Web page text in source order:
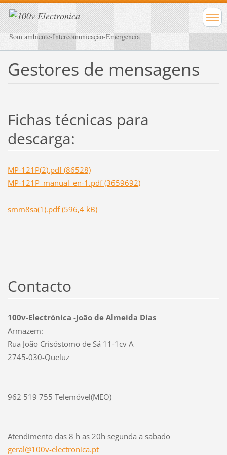
Som ambiente-Intercomunicação-Emergencia
Gestores de mensagens
Fichas técnicas para
descarga:
MP-121P(2).pdf (86528)
MP-121P_manual_en-1.pdf (3659692)
smm8sa(1).pdf (596,4 kB)
Contacto
100v-Electrónica -João de Almeida Dias
Armazem:
Rua João Crisóstomo de Sá 11-1cv A
2745-030-Queluz
962 519 755 Telemóvel(MEO)
Atendimento das 8 h as 20h segunda a sabado
geral@100v-electronica.pt